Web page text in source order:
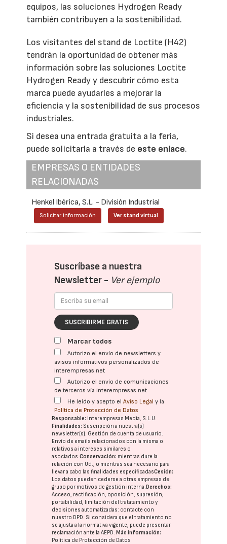
equipos, las soluciones Hydrogen Ready
también contribuyen a la sostenibilidad.
Los visitantes del stand de Loctite (H42)
tendrán la oportunidad de obtener más
información sobre las soluciones Loctite
Hydrogen Ready y descubrir cómo esta
marca puede ayudarles a mejorar la
eficiencia y la sostenibilidad de sus procesos
industriales.
Si desea una entrada gratuita a la feria,
puede solicitarla a través de este enlace.
EMPRESAS O ENTIDADES
RELACIONADAS
Henkel Ibérica, S.L. - División Industrial
Solicitar información Ver stand virtual
Suscríbase a nuestra
Newsletter - Ver ejemplo
SUSCRIBIRME GRATIS
Marcar todos
Autorizo el envío de newsletters y
avisos informativos personalizados de
interempresas.net
Autorizo el envío de comunicaciones
de terceros vía interempresas.net
He leído y acepto elAviso Legal y la
Política de Protección de Datos
Responsable: Interempresas Media, S.L.U.
Finalidades: Suscripción a nuestra(s)
newsletter(s). Gestión de cuenta de usuario.
Envío de emails relacionados con la misma o
relativos a intereses similares o
asociados.Conservación: mientras dure la
relación con Ud., o mientras sea necesario para
llevar a cabo las finalidades especificadasCesión:
Los datos pueden cederse a otras empresas del
grupo por motivos de gestión interna.Derechos:
Acceso, rectificación, oposición, supresión,
portabilidad, limitación del tratatamiento y
decisiones automatizadas: contacte con
nuestro DPD. Si considera que el tratamiento no
se ajusta a la normativa vigente, puede presentar
reclamación ante laAEPD.Más información:
Política de Protección de Datos